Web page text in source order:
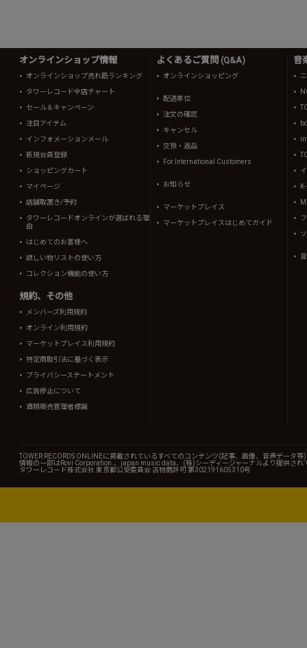
オンラインショップ情報
オンラインショップ売れ筋ランキング
タワーレコード全店チャート
セール＆キャンペーン
注目アイテム
インフォメーションメール
新規会員登録
ショッピングカート
マイページ
店舗取置き/予約
タワーレコードオンラインが選ばれる理
由
はじめてのお客様へ
欲しい物リストの使い方
コレクション機能の使い方
規約、その他
メンバーズ利用規約
オンライン利用規約
マーケットプレイス利用規約
特定商取引法に基づく表示
プライバシーステートメント
広告停止について
酒類販売管理者標識
よくあるご質問 (Q&A)
オンラインショッピング
配送単位
注文の確認
キャンセル
交換・返品
For International Customers
お知らせ
マーケットプレイス
マーケットプレイスはじめてガイド
音
TOWER RECORDS ONLINEに掲載されているすべてのコンテンツ(記事、画像、音声データ
情報の一部はRovi Corporation.、japan music data、(株)シーディージャーナルより提供され
タワーレコード株式会社 東京都公安委員会 古物商許可 第302191605310号